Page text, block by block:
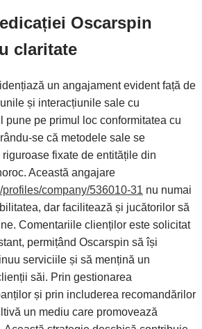
Oscarspin
claritate
un angajament evident față de
și interacțiunile sale cu
pune pe primul loc conformitatea cu
se că metodele sale se
fixate de entitățile din
Această angajare
profiles/company/536010-31 nu numai
dar facilitează și jucătorilor să
Comentariile clienților este solicitat
permițând Oscarspin să își
serviciile și să mențină un
săi. Prin gestionarea
și prin includerea recomandărilor
un mediu care promovează